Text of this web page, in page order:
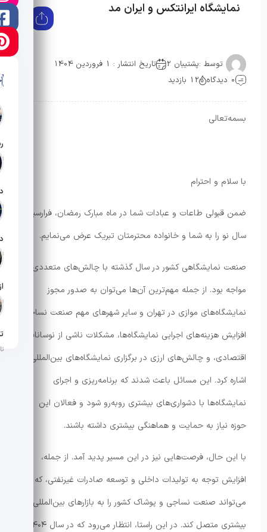
نمایشگاه ایرانتکس و ایران مد
توسط :پشتیبان 2
تاریخ انتشار : 1 فروردین 1404
0 دیدگاه
12 بازدید
بسمه‌تعالی
با سلام و احترام
ضمن قبولی طاعات و عبادات شما در ماه مبارک رمضان، فرارسیدن
سال نو را به شما و خانواده محترمتان تبریک عرض می‌نمایم.
صنعت نمایشگاهی کشور در سال گذشته با چالش‌های متعددی
مواجه بود. از جمله مهم‌ترین آن‌ها می‌توان به صدور مجوز
نمایشگاه‌های موازی در تهران و سایر شهرهای مهم صنعت نساجی،
افزایش هزینه‌های اجرایی نمایشگاه‌ها، مشکلات ناشی از نوسانات
اقتصادی، و چالش‌های ارزی در برگزاری نمایشگاه‌های بین‌المللی
اشاره کرد. این مسائل باعث شدند که برنامه‌ریزی و اجرای
نمایشگاه‌ها با دشواری‌های بیشتری روبه‌رو شود و فعالان این
حوزه نیاز به حمایت و هماهنگی بیشتری داشته باشند.
با این حال، فرصت‌هایی نیز در این مسیر پدید آمد. از جمله،
افزایش توجه به تولیدات داخلی و توسعه صادرات غیرنفتی، که
می‌تواند صنعت نساجی و پوشاک کشور را به بازارهای بین‌المللی